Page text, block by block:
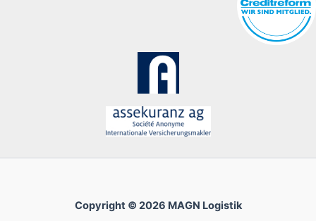
Copyright © 2026 MAGN Logistik